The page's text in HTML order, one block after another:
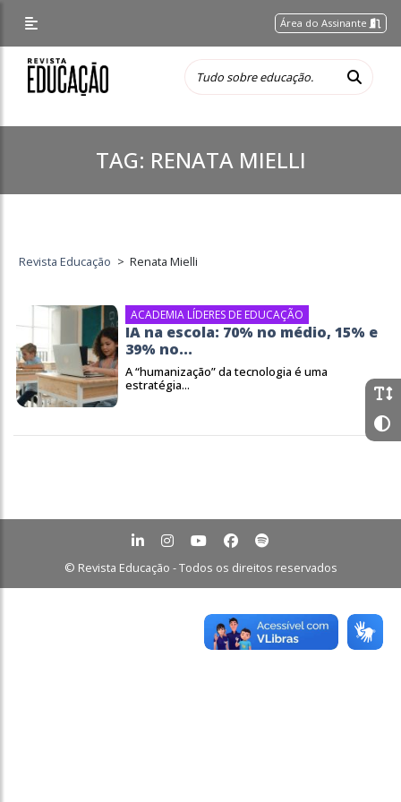
Área do Assinante
TAG: RENATA MIELLI
Revista Educação > Renata Mielli
ACADEMIA LÍDERES DE EDUCAÇÃO
IA na escola: 70% no médio, 15% e
39% no...
A “humanização” da tecnologia é uma
estratégia...
© Revista Educação - Todos os direitos reservados